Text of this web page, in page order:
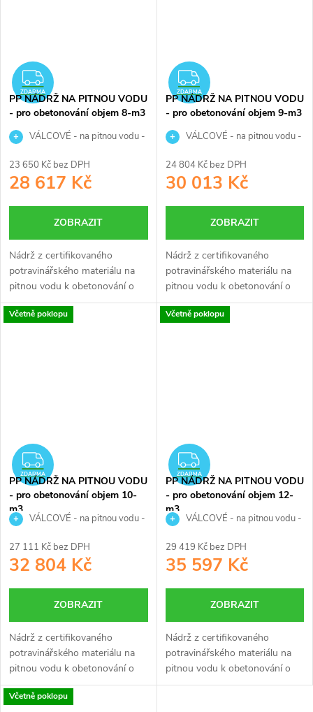
ZDARMA
ZDARMA
PP NÁDRŽ NA PITNOU VODU
- pro obetonování objem 8-m3
VÁLCOVÉ - na pitnou vodu -
23 650 Kč bez DPH
28 617 Kč
ZOBRAZIT
Nádrž z certifikovaného
potravinářského materiálu na
pitnou vodu k obetonování o
objemu 8 m3 je určena ke
skladování pitné vody.
ZDARMA
ZDARMA
PP NÁDRŽ NA PITNOU VODU
- pro obetonování objem 9-m3
VÁLCOVÉ - na pitnou vodu -
24 804 Kč bez DPH
30 013 Kč
ZOBRAZIT
Nádrž z certifikovaného
potravinářského materiálu na
pitnou vodu k obetonování o
objemu 9 m3 je určena ke
skladování pitné vody.
Včetně poklopu
ZDARMA
ZDARMA
PP NÁDRŽ NA PITNOU VODU
- pro obetonování objem 10-
m3
VÁLCOVÉ - na pitnou vodu -
27 111 Kč bez DPH
32 804 Kč
ZOBRAZIT
Nádrž z certifikovaného
potravinářského materiálu na
pitnou vodu k obetonování o
objemu 10 m3 je určena ke
skladování pitné vody.
Včetně poklopu
ZDARMA
ZDARMA
PP NÁDRŽ NA PITNOU VODU
- pro obetonování objem 12-
m3
VÁLCOVÉ - na pitnou vodu -
29 419 Kč bez DPH
35 597 Kč
ZOBRAZIT
Nádrž z certifikovaného
potravinářského materiálu na
pitnou vodu k obetonování o
objemu 12 m3 je určena ke
Včetně poklopu